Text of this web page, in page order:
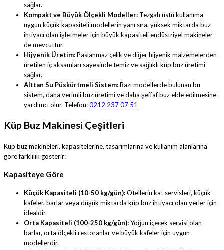
sağlar.
Kompakt ve Büyük Ölçekli Modeller: Tezgah üstü kullanıma
uygun küçük kapasiteli modellerin yanı sıra, yüksek miktarda buz
ihtiyacı olan işletmeler için büyük kapasiteli endüstriyel makineler
de mevcuttur.
Hijyenik Üretim:Paslanmaz çelik ve diğer hijyenik malzemelerden
üretilen iç aksamları sayesinde temiz ve sağlıklı küp buz üretimi
sağlar.
Alttan Su Püskürtmeli Sistem:Bazı modellerde bulunan bu
sistem, daha verimli buz üretimi ve daha şeffaf buz elde edilmesine
yardımcı olur. Telefon:0212 237 07 51
Küp Buz Makinesi Çeşitleri
Küp buz makineleri, kapasitelerine, tasarımlarına ve kullanım alanlarına
göre farklılık gösterir:
Kapasiteye Göre
Küçük Kapasiteli (10-50 kg/gün):Otellerin kat servisleri, küçük
kafeler, barlar veya düşük miktarda küp buz ihtiyacı olan yerler için
idealdir.
Orta Kapasiteli (100-250 kg/gün):Yoğun içecek servisi olan
barlar, orta ölçekli restoranlar ve büyük kafeler için uygun
modellerdir.